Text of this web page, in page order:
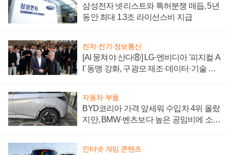
삼성전자 넷리스트와 특허분쟁 매듭, 5년
동안 최대 1.3조 라이선스비 지급
전자·전기·정보통신
[AI 뭉쳐야 산다⑧] LG·엔비디아 '피지컬 A
I' 동맹 강화, 구광모 제조·데이터·기술 결
자동차·부품
BYD코리아 가격 앞세워 수입차 4위 올랐
지만, BMW·벤츠보다 높은 공임비에 소비
인터넷·게임·콘텐츠